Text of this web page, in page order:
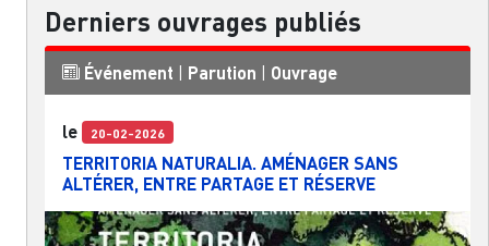
Derniers ouvrages publiés
Événement | Parution | Ouvrage
le 20-02-2026
TERRITORIA NATURALIA. AMÉNAGER SANS
ALTÉRER, ENTRE PARTAGE ET RÉSERVE